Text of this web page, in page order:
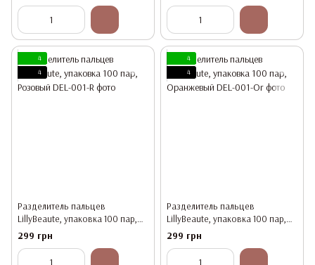
4
4
Разделитель пальцев
LillyBeaute, упаковка 100 пар,
Розовый
299 грн
4
4
Разделитель пальцев
LillyBeaute, упаковка 100 пар,
Оранжевый
299 грн